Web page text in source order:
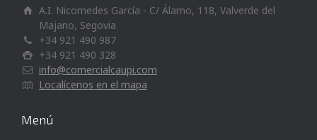
A.I. Nicomedes García - C/ Álamo, 118, Valverde del
Majano, Segovia
+34 921 490 987
+34 921 490 328
info@comercialcaupi.com
Localícenos en el mapa
Menú